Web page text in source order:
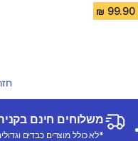
משלוחים חינם בקניה מעל
*לא כולל מוצרים כבדים